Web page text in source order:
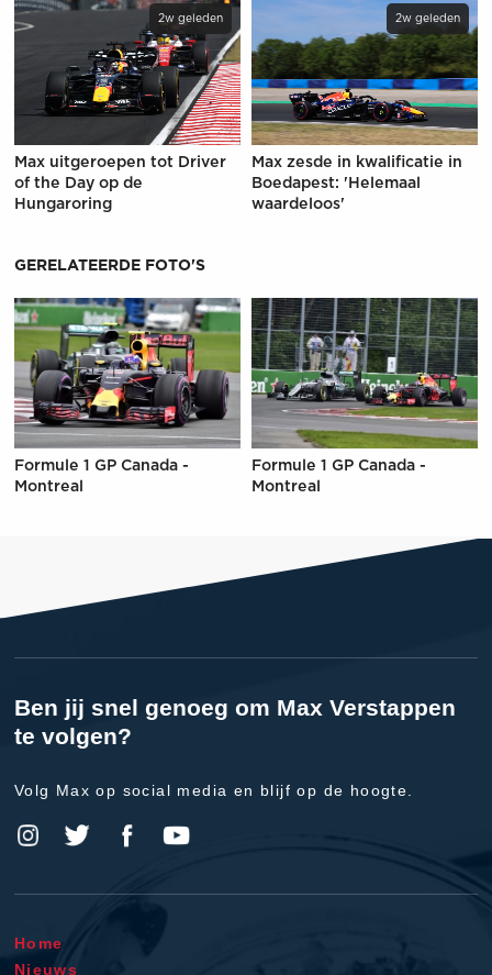
2w geleden
Max uitgeroepen tot Driver
of the Day op de
Hungaroring
2w geleden
Max zesde in kwalificatie in
Boedapest: 'Helemaal
waardeloos'
GERELATEERDE FOTO'S
Formule 1 GP Canada -
Montreal
Formule 1 GP Canada -
Montreal
Ben jij snel genoeg om Max Verstappen
te volgen?
Volg Max op social media en blijf op de hoogte.
Home
Nieuws